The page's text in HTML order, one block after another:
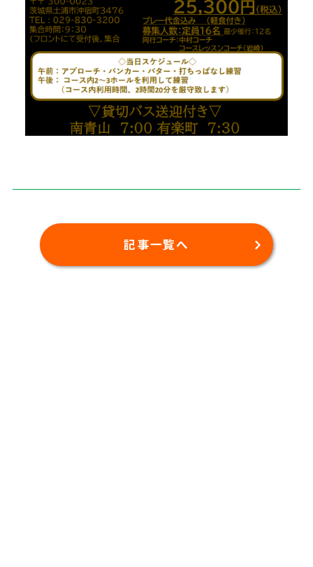
記事一覧へ